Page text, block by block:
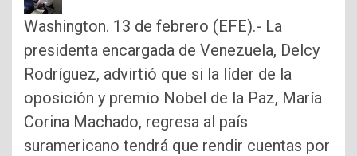
Washington. 13 de febrero (EFE).- La
presidenta encargada de Venezuela, Delcy
Rodríguez, advirtió que si la líder de la
oposición y premio Nobel de la Paz, María
Corina Machado, regresa al país
suramericano tendrá que rendir cuentas por